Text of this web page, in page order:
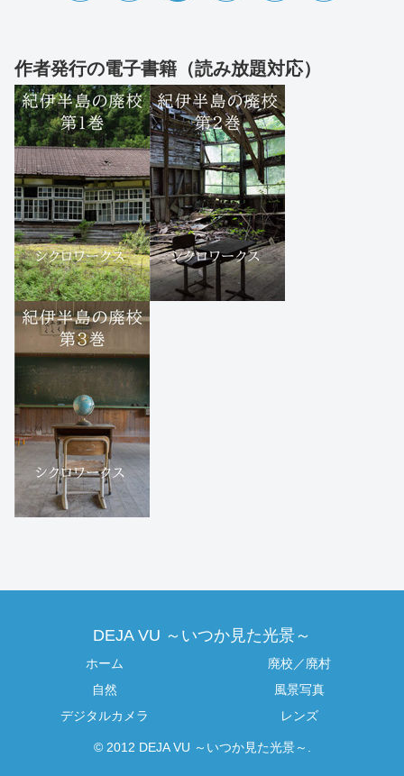
作者発行の電子書籍（読み放題対応）
DEJA VU ～いつか見た光景～
ホーム
廃校／廃村
自然
風景写真
デジタルカメラ
レンズ
© 2012 DEJA VU ～いつか見た光景～.